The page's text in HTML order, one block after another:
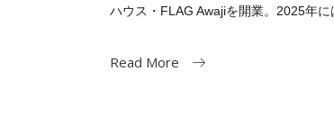
ハウス・FLAG Awajiを開業。2025年
Read More